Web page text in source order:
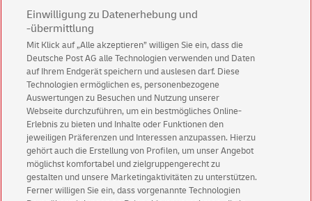
DRUCK & VERSAND
Kann ich den Druck und Versand meiner Print-
Mailings online beauftragen?
Ja, nutzen Sie hierfür das einfacheOnline-Tool
Deutschen Post.
Wo erhalte ich Vorlagen für verschiedene
Einlieferungslisten?
Alle Informationen rund um Ihre Einlieferungsliste finden
Siehier. Wir empfehlen eher die Nutzung des einfachen
Online-Tools, bei der wir gleich den Druck, die Einlieferung
und den Versand für Sie übernehmen.
ADRESSEN
Einwilligung zu Datenerhebung und
-übermittlung
Mit Klick auf „Alle akzeptieren” willigen Sie ein, dass die
Deutsche Post AG alle Technologien verwenden und Daten
auf Ihrem Endgerät speichern und auslesen darf. Diese
Technologien ermöglichen es, personenbezogene
Auswertungen zu Besuchen und Nutzung unserer
Webseite durchzuführen, um ein bestmögliches Online-
Erlebnis zu bieten und Inhalte oder Funktionen den
jeweiligen Präferenzen und Interessen anzupassen. Hierzu
gehört auch die Erstellung von Profilen, um unser Angebot
möglichst komfortabel und zielgruppengerecht zu
gestalten und unsere Marketingaktivitäten zu unterstützen.
Ferner willigen Sie ein, dass vorgenannte Technologien